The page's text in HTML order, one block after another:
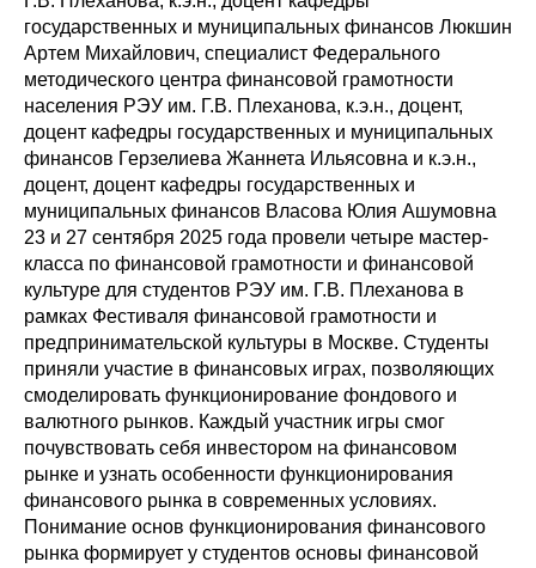
государственных и муниципальных финансов Люкшин
Артем Михайлович, специалист Федерального
методического центра финансовой грамотности
населения РЭУ им. Г.В. Плеханова, к.э.н., доцент,
доцент кафедры государственных и муниципальных
финансов Герзелиева Жаннета Ильясовна и к.э.н.,
доцент, доцент кафедры государственных и
муниципальных финансов Власова Юлия Ашумовна
23 и 27 сентября 2025 года провели четыре мастер-
класса по финансовой грамотности и финансовой
культуре для студентов РЭУ им. Г.В. Плеханова в
рамках Фестиваля финансовой грамотности и
предпринимательской культуры в Москве. Студенты
приняли участие в финансовых играх, позволяющих
смоделировать функционирование фондового и
валютного рынков. Каждый участник игры смог
почувствовать себя инвестором на финансовом
рынке и узнать особенности функционирования
финансового рынка в современных условиях.
Понимание основ функционирования финансового
рынка формирует у студентов основы финансовой